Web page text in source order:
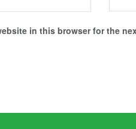
in this browser for the